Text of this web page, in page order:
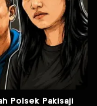
Polsek Pakisaji